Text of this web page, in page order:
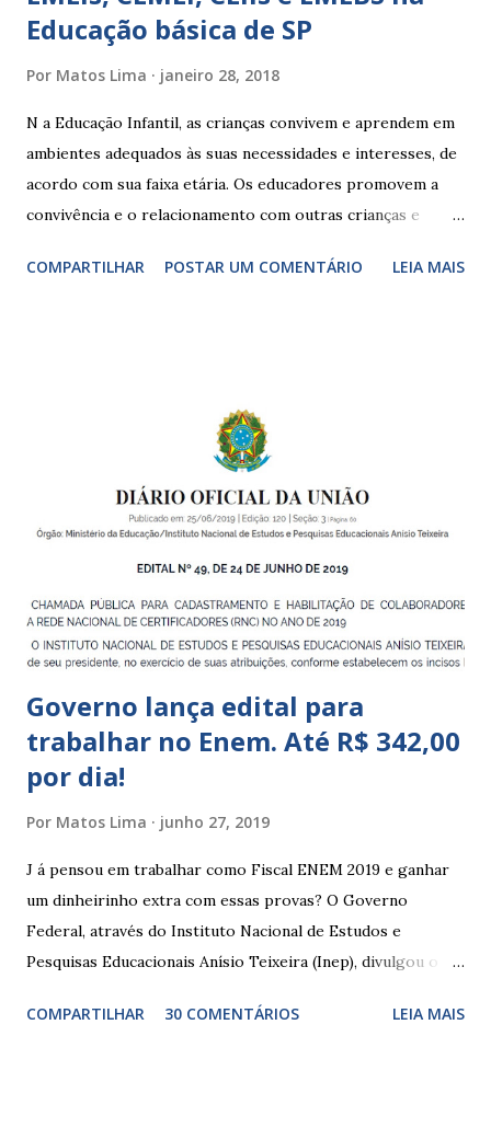
Educação básica de SP
Por Matos Lima janeiro 28, 2018
N a Educação Infantil, as crianças convivem e aprendem em
ambientes adequados às suas necessidades e interesses, de
acordo com sua faixa etária. Os educadores promovem a
convivência e o relacionamento com outras crianças e
garantir o direito das crianças a uma educação integral e de
crianças de zero a 3 anos e 11 meses; – EMEIs - Escolas
Municipais de Educação Infantil, que atendem crianças de 4
a 5 anos e 11 meses; – CEMEI - Centro Municipal de
Educação Infantil, que recebe crianças de zero a 5 anos e 11
Indígena, e trabalham com cri...
COMPARTILHAR POSTAR UM COMENTÁRIO LEIA MAIS
Governo lança edital para
trabalhar no Enem. Até R$ 342,00
por dia!
Por Matos Lima junho 27, 2019
J á pensou em trabalhar como Fiscal ENEM 2019 e ganhar
um dinheirinho extra com essas provas? O Governo
Federal, através do Instituto Nacional de Estudos e
Pesquisas Educacionais Anísio Teixeira (Inep), divulgou o
Enem 2019. O Exame Nacional do Ensino Médio ou ENEM é
COMPARTILHAR 30 COMENTÁRIOS LEIA MAIS